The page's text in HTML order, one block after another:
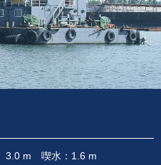
3.0 m 喫水：1.6 m